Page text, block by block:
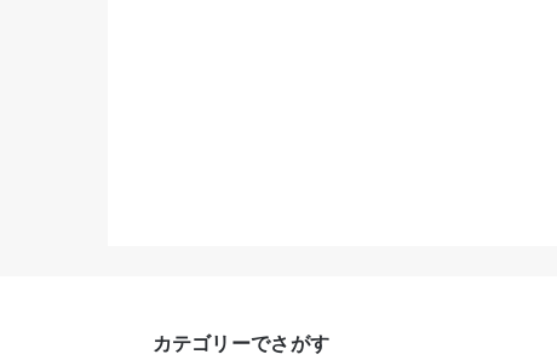
カテゴリーでさがす